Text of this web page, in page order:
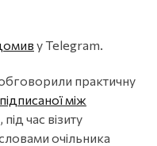
у Telegram.
практичну
підписаної між
, під час візиту
очільника